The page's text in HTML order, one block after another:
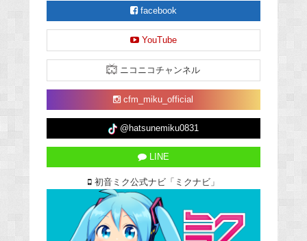
facebook
YouTube
ニコニコチャンネル
cfm_miku_official
@hatsunemiku0831
LINE
初音ミク公式ナビ「ミクナビ」